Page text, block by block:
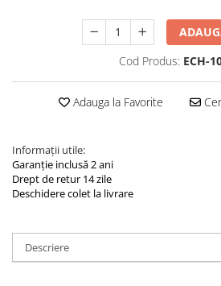
Cod Produs: ECH-
Adauga la Favorite
Informații utile:
Garanție inclusă 2 ani
Drept de retur 14 zile
Deschidere colet la livrare
Descriere